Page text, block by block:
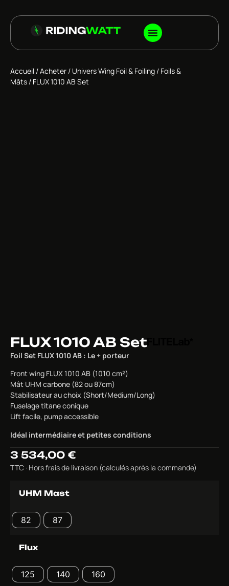
Accueil /Acheter / Univers Wing Foil & Foiling / Foils &
Mâts / FLUX 1010 AB Set
FLUX 1010 AB Set
Foil Set FLUX 1010 AB : Le + porteur
Front wing FLUX 1010 AB (1010 cm²)
Mât UHM carbone (82 ou 87cm)
Stabilisateur au choix (Short/Medium/Long)
Fuselage titane conique
Lift facile, pump accessible
Idéal intermédiaire et petites conditions
3 534,00 €
TTC · Hors frais de livraison (calculés après la commande)
UHM Mast
82 87
Flux
125 140 160